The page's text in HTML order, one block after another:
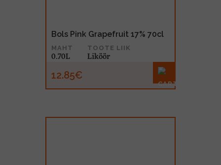
Bols Pink Grapefruit 17% 70cl
MAHT
0.70L
TOOTE LIIK
Liköör
12.85€